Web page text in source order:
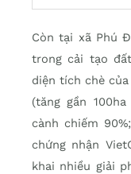
Còn tại xã Phú
trong cải tạo
diện tích chè
(tăng gần
cành chiếm
chứng nhận
khai nhiều giải